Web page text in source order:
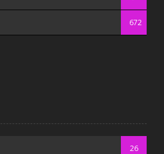
672
26